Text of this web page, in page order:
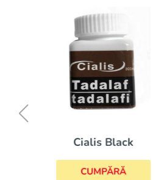
Cialis Black
CUMPĂRĂ